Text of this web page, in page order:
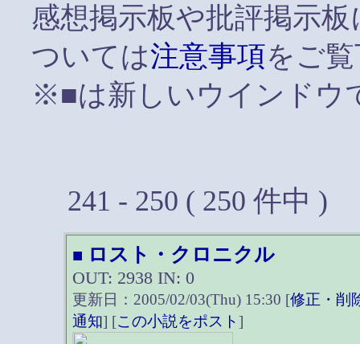
感想掲示板や批評掲示
ついては注意事項をご
※■は新しいウインドウ
241 - 250 ( 250 件中
■ ロスト・クロニクル
OUT: 2938 IN: 0
更新日：2005/02/03(Thu) 15:30 [修正・削
通知] [この小説をポスト]